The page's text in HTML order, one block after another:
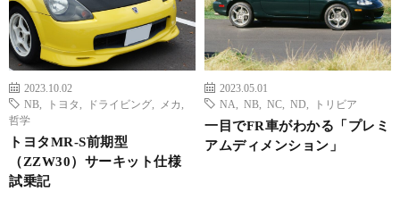
2023.10.02
NB
トヨタ ドライビング メカ
哲学
トヨタMR-S前期型
（ZZW30）サーキット仕様
試乗記
2023.05.01
NA
NB NC ND トリビア
一目でFR車がわかる「プレミ
アムディメンション」